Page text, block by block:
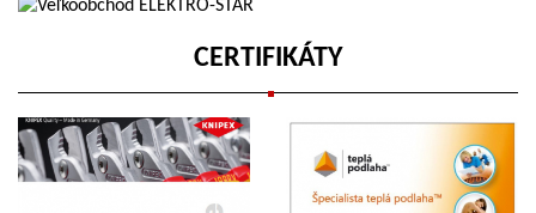
CERTIFIKÁTY